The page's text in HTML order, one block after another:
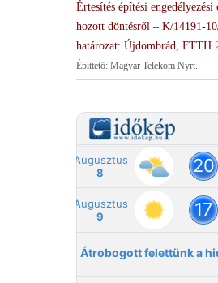
Értesítés építési engedélyezési
hozott döntésről – K/14191-
határozat: Újdombrád, FTTH
Építtető: Magyar Telekom Nyrt.